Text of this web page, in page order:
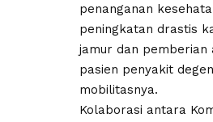
penanganan
peningkatan drastis
jamur dan pemberian
pasien penyakit
mobilitasnya.
Kolaborasi antara